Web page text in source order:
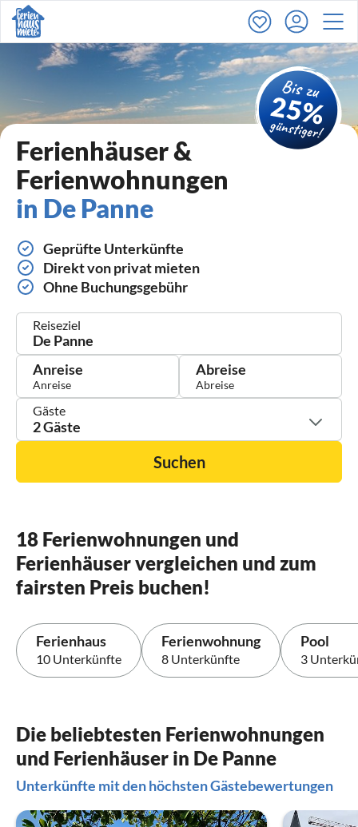
Ferienhäuser &
Ferienwohnungen
in De Panne
Geprüfte Unterkünfte
Direkt von privat mieten
Ohne Buchungsgebühr
Reiseziel
Anreise Abreise
Gäste
2 Gäste
Suchen
18 Ferienwohnungen und
Ferienhäuser vergleichen und zum
fairsten Preis buchen!
Ferienhaus
10 Unterkünfte
Ferienwohnung
8 Unterkünfte
Pool
3
Die beliebtesten Ferienwohnungen
und Ferienhäuser in De Panne
Unterkünfte mit den höchsten Gästebewertungen